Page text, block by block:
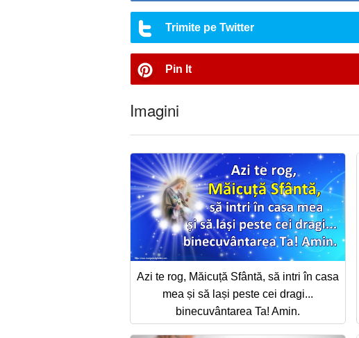
Trimite pe Twitter
Pin It
Imagini
Azi te rog, Măicuță Sfântă, să intri în casa
mea și să lași peste cei dragi...
binecuvântarea Ta! Amin.